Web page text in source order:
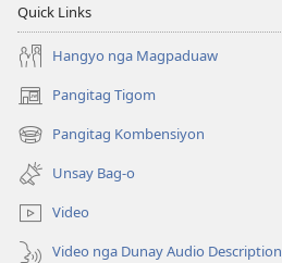
Quick Links
Hangyo nga Magpaduaw
Pangitag Tigom
(mo-
open
ug
bag-
ong
window)
Pangitag Kombensiyon
(mo-
open
ug
bag-
ong
window)
Unsay Bag-o
Video
Video nga Dunay Audio Description